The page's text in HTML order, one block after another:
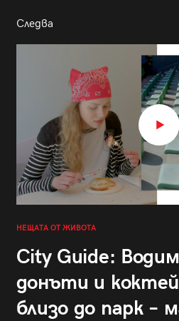
Следва
НЕЩАТА ОТ ЖИВОТА
City Guide:
донъти и
близо до парк –